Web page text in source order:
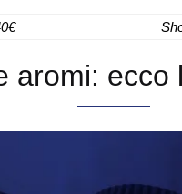
aromi: ecco